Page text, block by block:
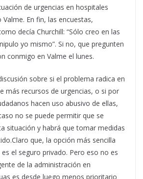
de urgencias en hospitales
Valme. En fin, las encuestas,
decía Churchill: “Sólo creo en las
yo mismo”. Si no, que pregunten
conmigo en Valme el lunes.
sobre si el problema radica en
más recursos de urgencias, o si por
hacen uso abusivo de ellas,
no se puede permitir que se
situación y habrá que tomar medidas
que, la opción más sencilla
el seguro privado. Pero eso no es
de la administración en
es desde luego menos prioritario